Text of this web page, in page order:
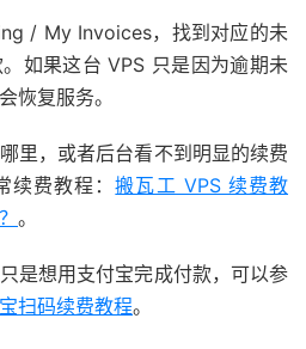
/ My Invoices，找到对应的未
如果这台 VPS 只是因为逾期未
恢复服务。
里，或者后台看不到明显的续费
续费教程：搬瓦工 VPS 续费教
。
是想用支付宝完成付款，可以参
扫码续费教程。